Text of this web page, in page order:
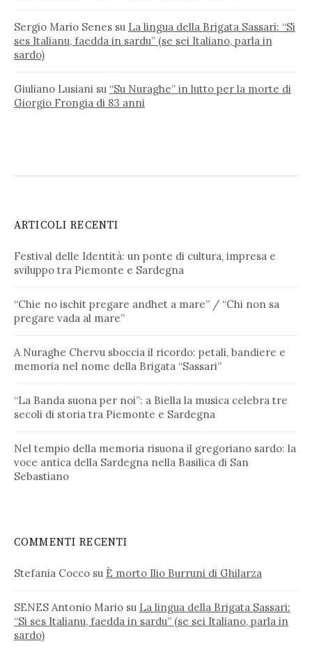
Sergio Mario Senes su La lingua della Brigata Sassari: “Si
ses Italianu, faedda in sardu” (se sei Italiano, parla in
sardo)
Giuliano Lusiani su “Su Nuraghe” in lutto per la morte di
Giorgio Frongia di 83 anni
ARTICOLI RECENTI
Festival delle Identità: un ponte di cultura, impresa e
sviluppo tra Piemonte e Sardegna
“Chie no ischit pregare andhet a mare” / “Chi non sa
pregare vada al mare”
A Nuraghe Chervu sboccia il ricordo: petali, bandiere e
memoria nel nome della Brigata “Sassari”
“La Banda suona per noi”: a Biella la musica celebra tre
secoli di storia tra Piemonte e Sardegna
Nel tempio della memoria risuona il gregoriano sardo: la
voce antica della Sardegna nella Basilica di San
Sebastiano
COMMENTI RECENTI
Stefania Cocco su È morto Ilio Burruni di Ghilarza
SENES Antonio Mario su La lingua della Brigata Sassari:
“Si ses Italianu, faedda in sardu” (se sei Italiano, parla in
sardo)